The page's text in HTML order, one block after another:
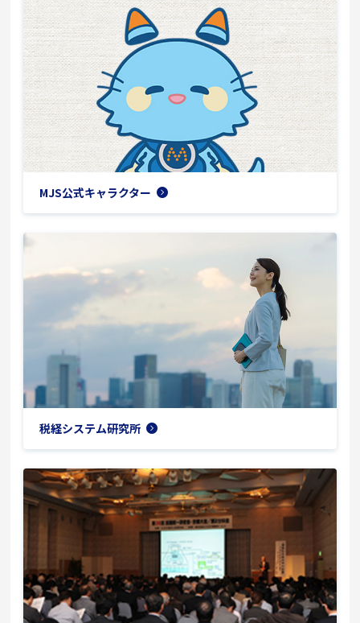
MJS公式キャラクター
税経システム研究所